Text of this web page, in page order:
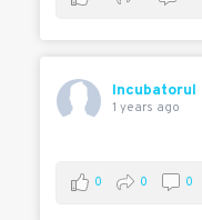
Incubatorul
1 years ago
0 0 0